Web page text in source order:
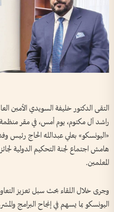
التقى الدكتور خليفة السويدي الأمين
راشد آل مكتوم، يوم أمس، في مقر منظمة
«اليونسكو» بعلي عبدالله الحاج رئيس
هامش اجتماع لجنة التحكيم الدولية
المعلمين.
وجرى خلال اللقاء بحث سبل تعزيز
اليونسكو بما يسهم في إنجاح البرامج